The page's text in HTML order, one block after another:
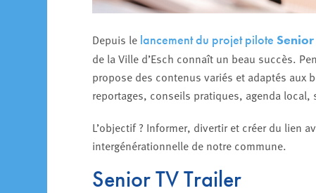
Depuis le lancement du projet pilote Senior
de la Ville d’Esch connaît un beau succès.
propose des contenus variés et adaptés aux
reportages, conseils pratiques, agenda
L’objectif ? Informer, divertir et créer du lien
intergénérationnelle de notre commune.
Senior TV Trailer